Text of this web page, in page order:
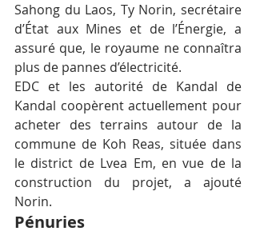
Sahong du Laos, Ty Norin, secrétaire
d’État aux Mines et de l’Énergie, a
assuré que, le royaume ne connaîtra
plus de pannes d’électricité.
EDC et les autorité de Kandal de
Kandal coopèrent actuellement pour
acheter des terrains autour de la
commune de Koh Reas, située dans
le district de Lvea Em, en vue de la
construction du projet, a ajouté
Norin.
Pénuries